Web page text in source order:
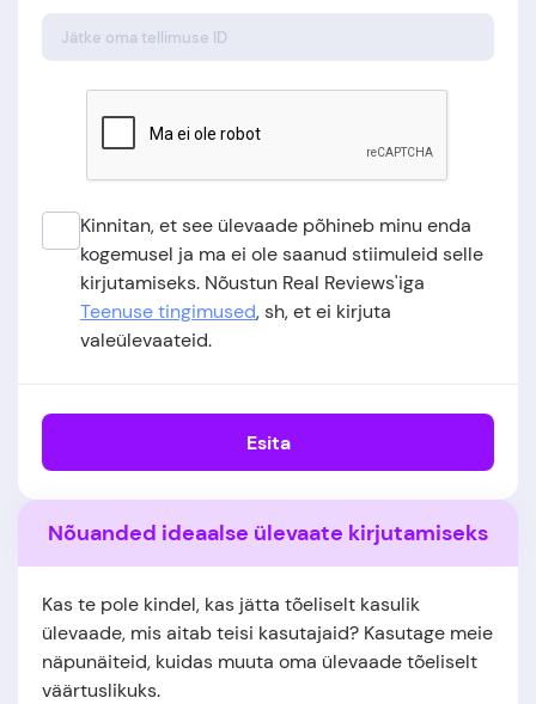
Kinnitan, et see ülevaade põhineb minu enda
kogemusel ja ma ei ole saanud stiimuleid selle
kirjutamiseks. Nõustun Real Reviews'iga
Teenuse tingimused, sh, et ei kirjuta
valeülevaateid.
Esita
Nõuanded ideaalse ülevaate kirjutamiseks
Kas te pole kindel, kas jätta tõeliselt kasulik
ülevaade, mis aitab teisi kasutajaid? Kasutage meie
näpunäiteid, kuidas muuta oma ülevaade tõeliselt
väärtuslikuks.